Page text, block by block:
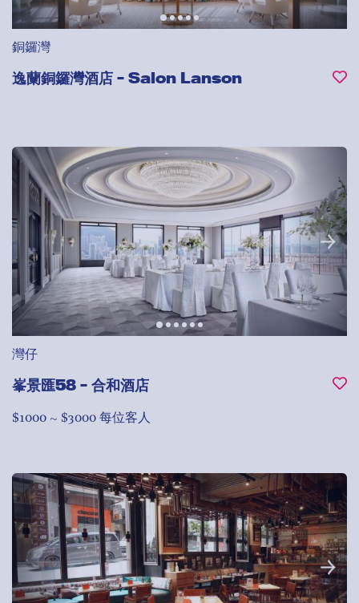
銅鑼灣
逸蘭銅鑼灣酒店 - Salon Lanson
灣仔
峯景匯58 - 合和酒店
$1000 ~ $3000 每位客人